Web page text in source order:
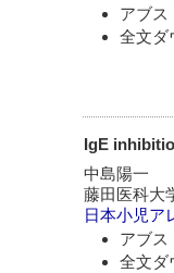
アブス
全文ダ
IgE
中島陽一
藤田医科大
日本小児ア
アブス
全文ダ